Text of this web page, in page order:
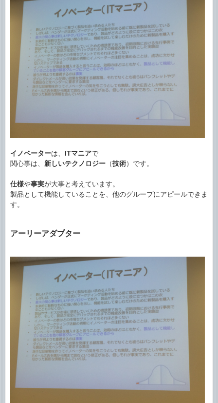
イノベーターは、 ITマニアで
関心事は、 新しいテクノロジー （技術）です。
仕様や事実が大事と考えています。
製品として機能していることを、他のグループにアピールできま
す。
アーリーアダプター